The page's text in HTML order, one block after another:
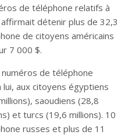
de téléphone relatifs à
détenir plus de 32,3
de citoyens américains
7 000 $.
de téléphone
aux citoyens égyptiens
saoudiens (28,8
et turcs (19,6 millions). 10
russes et plus de 11